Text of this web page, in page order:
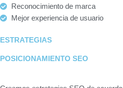
Reconocimiento de marca
Mejor experiencia de usuario
ESTRATEGIAS
POSICIONAMIENTO SEO